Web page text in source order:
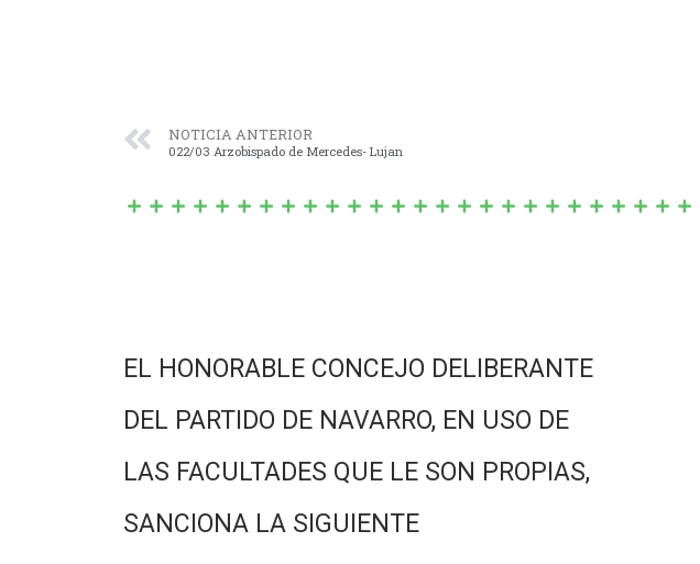
NOTICIA ANTERIOR
022/03 Arzobispado de Mercedes- Lujan
EL HONORABLE CONCEJO DELIBERANTE
DEL PARTIDO DE NAVARRO, EN USO DE
LAS FACULTADES QUE LE SON PROPIAS,
SANCIONA LA SIGUIENTE